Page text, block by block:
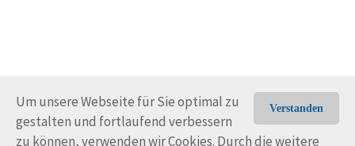
Verstanden
Um unsere Webseite für Sie optimal zu
gestalten und fortlaufend verbessern
zu können, verwenden wir Cookies. Durch die weitere
© Trans-Ocean e.V. 2010-2026 Impressum